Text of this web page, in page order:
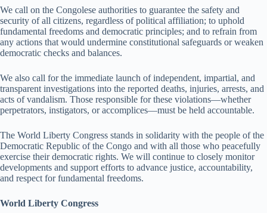
We call on the Congolese authorities to guarantee the safety and
security of all citizens, regardless of political affiliation; to uphold
fundamental freedoms and democratic principles; and to refrain from
any actions that would undermine constitutional safeguards or weaken
democratic checks and balances.
We also call for the immediate launch of independent, impartial, and
transparent investigations into the reported deaths, injuries, arrests, and
acts of vandalism. Those responsible for these violations—whether
perpetrators, instigators, or accomplices—must be held accountable.
The World Liberty Congress stands in solidarity with the people of the
Democratic Republic of the Congo and with all those who peacefully
exercise their democratic rights. We will continue to closely monitor
developments and support efforts to advance justice, accountability,
and respect for fundamental freedoms.
World Liberty Congress